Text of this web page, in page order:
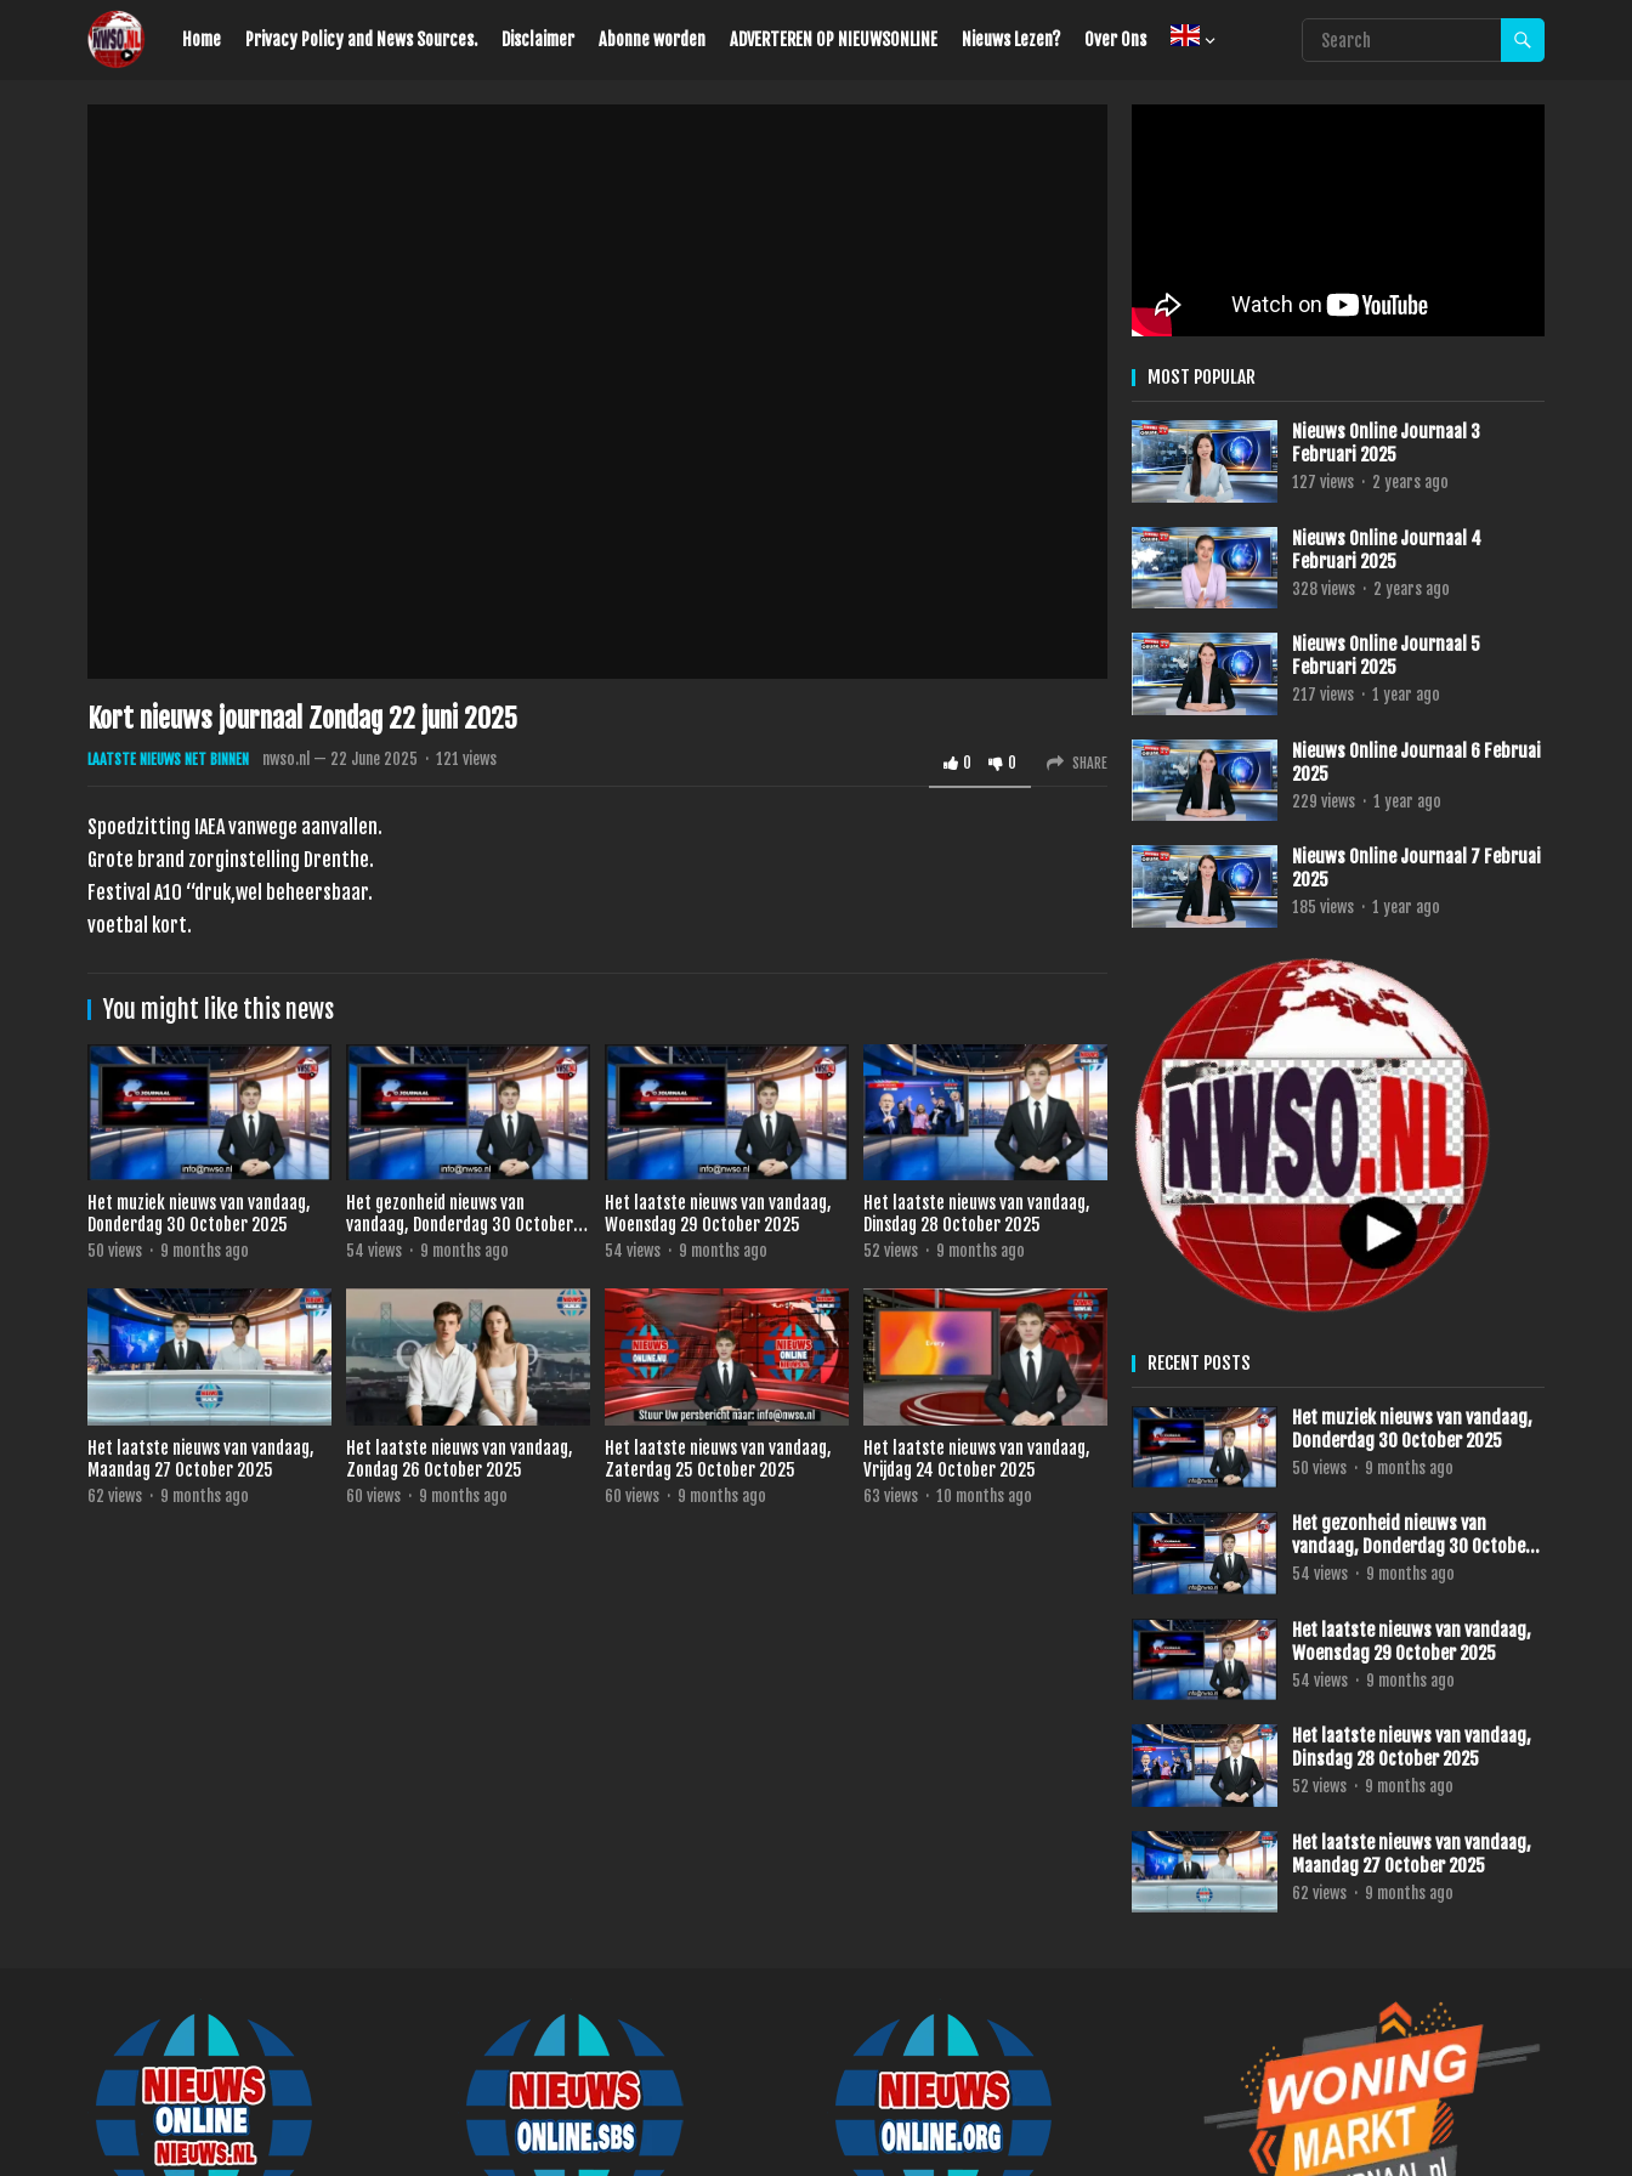
Home Privacy Policy and News Sources. Disclaimer Abonne worden ADVERTEREN OP NIEUWSONLINE Nieuws Lezen? Over Ons
Kort nieuws journaal Zondag 22 juni 2025
LAATSTE NIEUWS NET BINNEN nwso.nl — 22 June 2025 · 121 views 0 0 SHARE
Spoedzitting IAEA vanwege aanvallen.
Grote brand zorginstelling Drenthe.
Festival A10 “druk,wel beheersbaar.
voetbal kort.
You might like this news
Het muziek nieuws van vandaag,
Donderdag 30 October 2025
50 views · 9 months ago
Het gezonheid nieuws van
vandaag, Donderdag 30 October
2025
54 views · 9 months ago
Het laatste nieuws van vandaag,
Woensdag 29 October 2025
54 views · 9 months ago
Het laatste nieuws van vandaag,
Dinsdag 28 October 2025
52 views · 9 months ago
Het laatste nieuws van vandaag,
Maandag 27 October 2025
62 views · 9 months ago
Het laatste nieuws van vandaag,
Zondag 26 October 2025
60 views · 9 months ago
Het laatste nieuws van vandaag,
Zaterdag 25 October 2025
60 views · 9 months ago
Het laatste nieuws van vandaag,
Vrijdag 24 October 2025
63 views · 10 months ago
MOST POPULAR
Nieuws Online Journaal 3
Februari 2025
127 views · 2 years ago
Nieuws Online Journaal 4
Februari 2025
328views · 2 years ago
Nieuws Online Journaal 5
Februari 2025
217 views · 1 year ago
Nieuws Online Journaal 6 Februai
2025
229 views · 1 year ago
Nieuws Online Journaal 7 Februai
2025
185 views · 1 year ago
RECENT POSTS
Het muziek nieuws van vandaag,
Donderdag 30 October 2025
50 views · 9 months ago
Het gezonheid nieuws van
vandaag, Donderdag 30 October
2025
54 views · 9 months ago
Het laatste nieuws van vandaag,
Woensdag 29 October 2025
54 views · 9 months ago
Het laatste nieuws van vandaag,
Dinsdag 28 October 2025
52 views · 9 months ago
Het laatste nieuws van vandaag,
Maandag 27 October 2025
62 views · 9 months ago